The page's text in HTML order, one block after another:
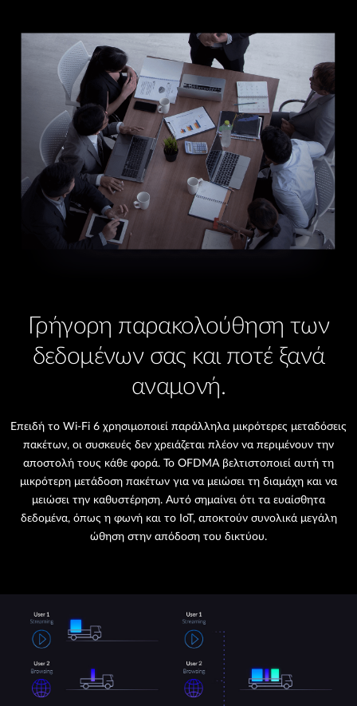
Γρήγορη παρακολούθηση των
δεδομένων σας και ποτέ ξανά
αναμονή.
Επειδή το Wi-Fi 6 χρησιμοποιεί παράλληλα μικρότερες μεταδόσεις
πακέτων, οι συσκευές δεν χρειάζεται πλέον να περιμένουν την
αποστολή τους κάθε φορά. Το OFDMA βελτιστοποιεί αυτή τη
μικρότερη μετάδοση πακέτων για να μειώσει τη διαμάχη και να
μειώσει την καθυστέρηση. Αυτό σημαίνει ότι τα ευαίσθητα
δεδομένα, όπως η φωνή και το IoT, αποκτούν συνολικά μεγάλη
ώθηση στην απόδοση του δικτύου.